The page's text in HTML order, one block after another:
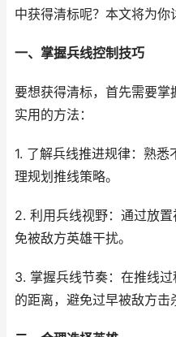
中获得清标呢？本文将为你
一、掌握兵线控制技巧
要想获得清标，首先需要
实用的方法：
1. 了解兵线推进规律：熟
理规划推线策略。
2. 利用兵线视野：通过放
免被敌方英雄干扰。
3. 掌握兵线节奏：在推线
的距离，避免过早被敌方击